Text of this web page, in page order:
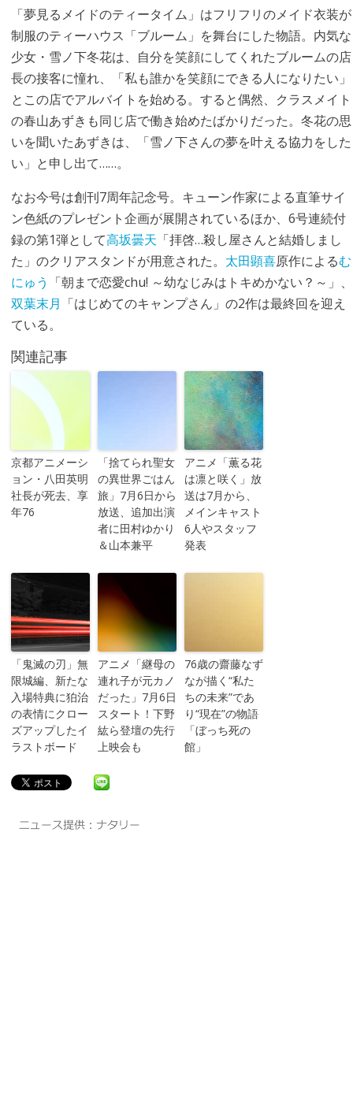
「夢見るメイドのティータイム」はフリフリのメイド衣装が
制服のティーハウス「ブルーム」を舞台にした物語。内気な
少女・雪ノ下冬花は、自分を笑顔にしてくれたブルームの店
長の接客に憧れ、「私も誰かを笑顔にできる人になりたい」
とこの店でアルバイトを始める。すると偶然、クラスメイト
の春山あずきも同じ店で働き始めたばかりだった。冬花の思
いを聞いたあずきは、「雪ノ下さんの夢を叶える協力をした
い」と申し出て……。
なお今号は創刊7周年記念号。キューン作家による直筆サイ
ン色紙のプレゼント企画が展開されているほか、6号連続付
録の第1弾として高坂曇天 「拝啓…殺し屋さんと結婚しまし
た」のクリアスタンドが用意された。 太田顕喜原作によるむ
にゅう 「朝まで恋愛chu! ～幼なじみはトキめかない？～」、
双葉末月 「はじめてのキャンプさん」の2作は最終回を迎え
ている。
関連記事
京都アニメーシ
ョン・八田英明
社長が死去、享
年76
「捨てられ聖女
の異世界ごはん
旅」7月6日から
放送、追加出演
者に田村ゆかり
＆山本兼平
アニメ「薫る花
は凛と咲く」放
送は7月から、
メインキャスト
6人やスタッフ
発表
「鬼滅の刃」無
限城編、新たな
入場特典に狛治
の表情にクロー
ズアップしたイ
ラストボード
アニメ「継母の
連れ子が元カノ
だった」7月6日
スタート！下野
紘ら登壇の先行
上映会も
76歳の齋藤なず
なが描く“私た
ちの未来”であ
り“現在”の物語
「ぼっち死の
館」